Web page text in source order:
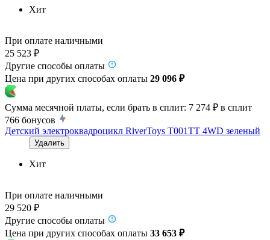
Хит
При оплате наличными
25 523 ₽
Другие способы оплаты
Цена при других способах оплаты 29 096 ₽
Сумма месячной платы, если брать в сплит: 7 274 ₽ в сплит
766 бонусов
Детский электроквадроцикл RiverToys T001TT 4WD зеленый
Удалить
Хит
При оплате наличными
29 520 ₽
Другие способы оплаты
Цена при других способах оплаты 33 653 ₽